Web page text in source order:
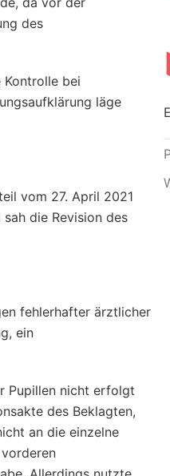
des
bei
läge
vom 27. April 2021
die Revision des
fehlerhafter ärztlicher
ein
Pupillen nicht erfolgt
des Beklagten,
an die einzelne